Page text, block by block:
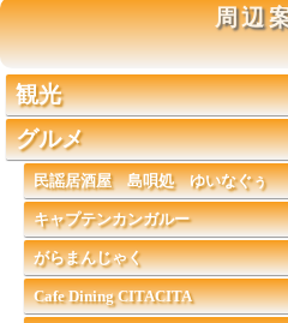
周辺
観光
グルメ
民謡居酒屋 島唄処 ゆいなぐぅ
キャプテンカンガルー
がらまんじゃく
Cafe Dining CITACITA